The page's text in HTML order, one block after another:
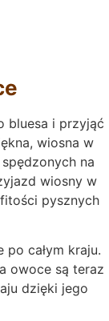
bluesa i przyjąć
wiosna w
na
wiosny w
pysznych
po całym kraju.
owoce są teraz
dzięki jego